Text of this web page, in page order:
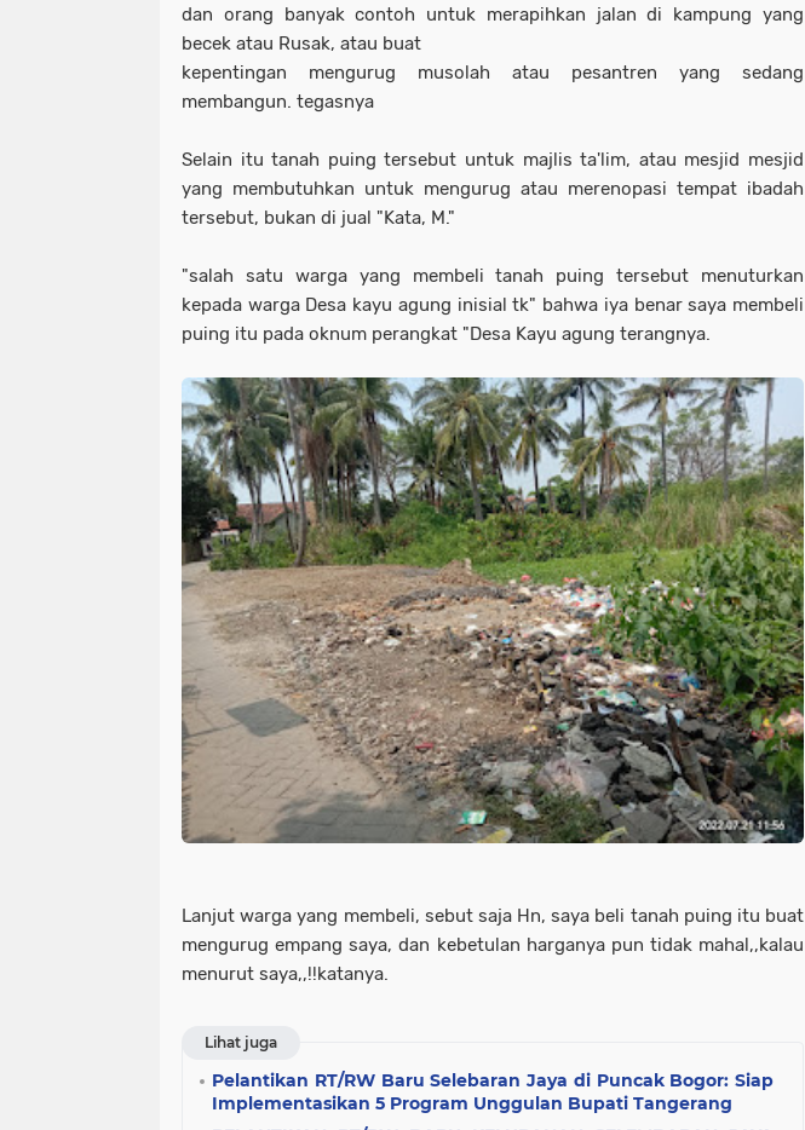
dan orang banyak contoh untuk merapihkan jalan di kampung yang
becek atau Rusak, atau buat
kepentingan mengurug musolah atau pesantren yang sedang
membangun. tegasnya
Selain itu tanah puing tersebut untuk majlis ta'lim, atau mesjid mesjid
yang membutuhkan untuk mengurug atau merenopasi tempat ibadah
tersebut, bukan di jual "Kata, M."
"salah satu warga yang membeli tanah puing tersebut menuturkan
kepada warga Desa kayu agung inisial tk" bahwa iya benar saya membeli
puing itu pada oknum perangkat "Desa Kayu agung terangnya.
Lanjut warga yang membeli, sebut saja Hn, saya beli tanah puing itu buat
mengurug empang saya, dan kebetulan harganya pun tidak mahal,,kalau
menurut saya,,!!katanya.
Lihat juga
Pelantikan RT/RW Baru Selebaran Jaya di Puncak Bogor: Siap
Implementasikan 5 Program Unggulan Bupati Tangerang